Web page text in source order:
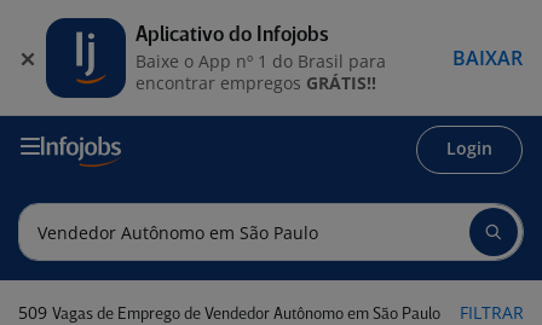
Login
509 Vagas de Emprego de Vendedor Autônomo em São Paulo FILTRAR
Aplicativo do Infojobs
Baixe o App nº 1 do Brasil para
encontrar empregos GRÁTIS!!
BAIXAR